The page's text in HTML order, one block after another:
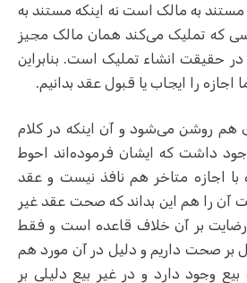
مستند به مالک است نه اینکه مستند به
که تملیک می‌کند همان مالک مجیز
در حقیقت انشاء تملیک است. بنابراین
را ایجاب یا قبول عقد بدانیم.
هم روشن می‌شود و آن اینکه در کلام
داشت که ایشان فرموده‌اند احوط
اجازه متاخر هم نافذ نیست و عقد
آن را هم این بداند که صحت عقد غیر
بر آن خلاف قاعده است و فقط
بر صحت داریم و دلیل در آن مورد هم
وجود دارد و در غیر بیع دلیلی بر